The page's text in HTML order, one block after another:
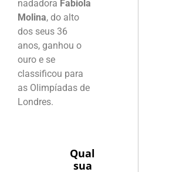
nadadora Fabiola
Molina, do alto
dos seus 36
anos, ganhou o
ouro e se
classificou para
as Olimpíadas de
Londres.
Qual
sua